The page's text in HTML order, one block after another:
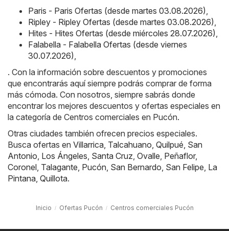
Paris - Paris Ofertas (desde martes 03.08.2026)
Ripley - Ripley Ofertas (desde martes 03.08.2026)
Hites - Hites Ofertas (desde miércoles 28.07.2026)
Falabella - Falabella Ofertas (desde viernes
30.07.2026)
. Con la información sobre descuentos y promociones
que encontrarás aquí siempre podrás comprar de forma
más cómoda. Con nosotros, siempre sabrás donde
encontrar los mejores descuentos y ofertas especiales en
la categoría de Centros comerciales en Pucón.
Otras ciudades también ofrecen precios especiales.
Busca ofertas en Villarrica Talcahuano Quilpué San
Antonio Los Ángeles Santa Cruz Ovalle Peñaflor,
Coronel Talagante Pucón San Bernardo San Felipe La
Pintana Quillota.
Inicio Ofertas Pucón Centros comerciales Pucón